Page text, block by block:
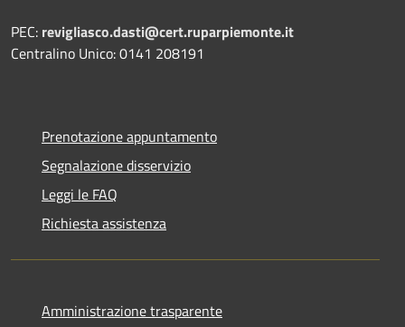
PEC: revigliasco.dasti@cert.ruparpiemonte.it
Centralino Unico: 0141 208191
Prenotazione appuntamento
Segnalazione disservizio
Leggi le FAQ
Richiesta assistenza
Amministrazione trasparente